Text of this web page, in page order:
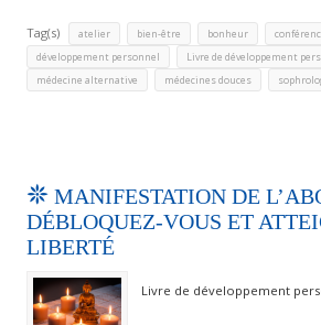
Tag(s) atelier bien-être bonheur
développement personnel Livre de développement
médecine alternative médecines douces
MANIFESTATION DE
DÉBLOQUEZ-VOUS ET
LIBERTÉ
Livre de développement